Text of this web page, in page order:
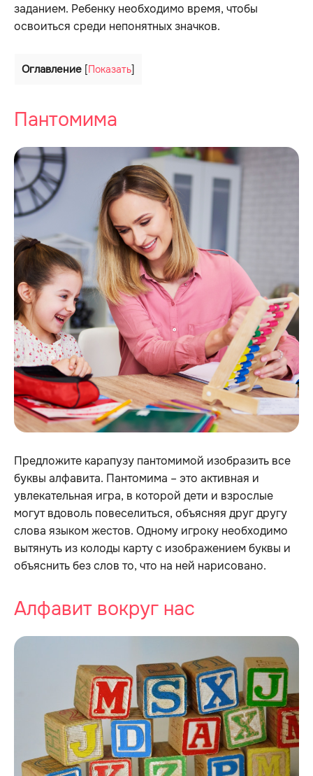
заданием. Ребенку необходимо время, чтобы
освоиться среди непонятных значков.
Оглавление [Показать]
Пантомима
Предложите карапузу пантомимой изобразить все
буквы алфавита. Пантомима – это активная и
увлекательная игра, в которой дети и взрослые
могут вдоволь повеселиться, объясняя друг другу
слова языком жестов. Одному игроку необходимо
вытянуть из колоды карту с изображением буквы и
объяснить без слов то, что на ней нарисовано.
Алфавит вокруг нас